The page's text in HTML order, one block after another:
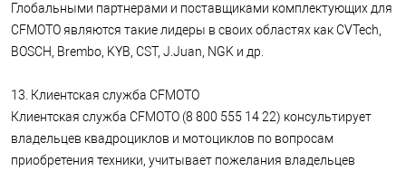
Глобальными партнерами и поставщиками комплектующих для
CFMOTO являются такие лидеры в своих областях как CVTech,
BOSCH, Brembo, KYB, CST, J.Juan, NGK и др.
13. Клиентская служба CFMOTO
Клиентская служба CFMOTO (8 800 555 14 22) консультирует
владельцев квадроциклов и мотоциклов по вопросам
приобретения техники, учитывает пожелания владельцев